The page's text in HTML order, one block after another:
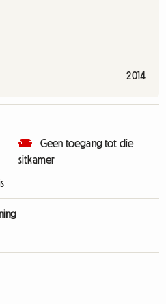
2014
Geen toegang tot die
sitkamer